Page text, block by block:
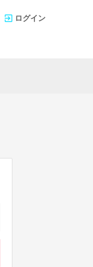
ログイン